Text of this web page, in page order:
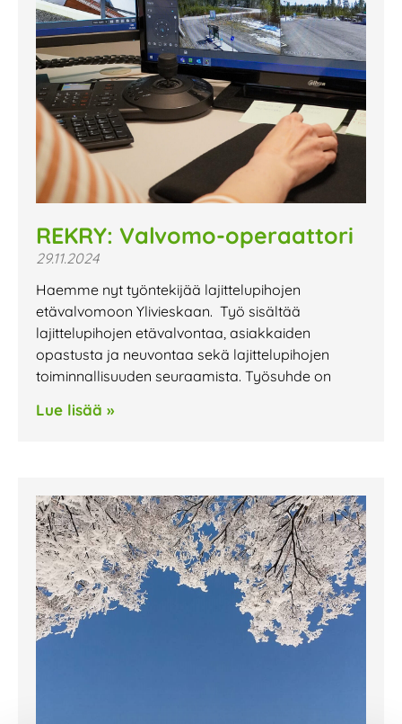
REKRY: Valvomo-operaattori
29.11.2024
Haemme nyt työntekijää lajittelupihojen
etävalvomoon Ylivieskaan. Työ sisältää
lajittelupihojen etävalvontaa, asiakkaiden
opastusta ja neuvontaa sekä lajittelupihojen
toiminnallisuuden seuraamista. Työsuhde on
Lue lisää »